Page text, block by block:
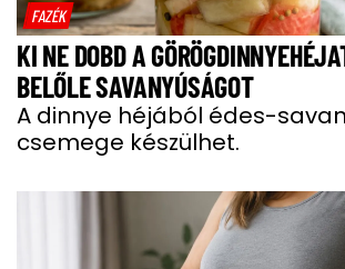
FAZÉK
KI NE DOBD A
BELŐLE SAVANYÚSÁGOT
A dinnye héjából édes-
csemege készülhet.